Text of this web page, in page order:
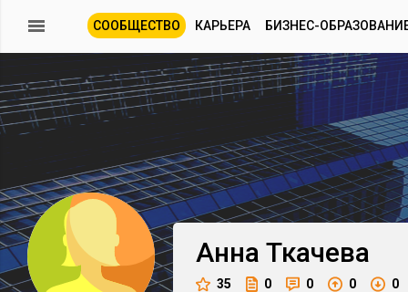
СООБЩЕСТВО КАРЬЕРА БИЗНЕС-
Анна Ткачева
35 0 0 0 0